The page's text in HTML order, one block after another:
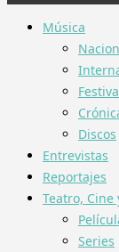
Música
Discos
Entrevistas
Reportajes
Teatro, Cine
Series